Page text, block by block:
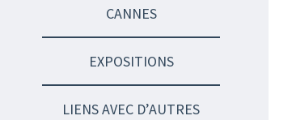
CANNES
EXPOSITIONS
LIENS AVEC D’AUTRES